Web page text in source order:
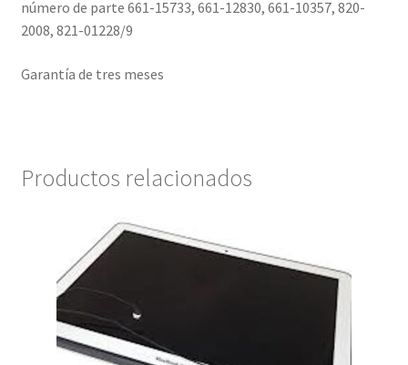
número de parte 661-15733, 661-12830, 661-10357, 820-
2008, 821-01228/9
Garantía de tres meses
Productos relacionados